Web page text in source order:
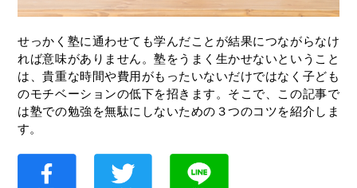
せっかく塾に通わせても学んだことが結果につながらなけ
れば意味がありません。塾をうまく生かせないということ
は、貴重な時間や費用がもったいないだけではなく子ども
のモチベーションの低下を招きます。そこで、この記事で
は塾での勉強を無駄にしないための３つのコツを紹介しま
す。